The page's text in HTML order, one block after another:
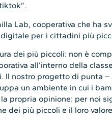
Lab, cooperativa che ha
per i cittadini più
dei più piccoli: non è
all’interno della
Il nostro progetto di punta –
un ambiente in cui i
propria opinione: per noi
dei più piccoli e il loro